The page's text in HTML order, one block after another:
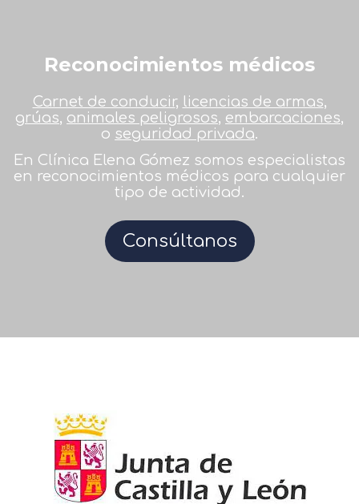
Reconocimientos médicos
Carnet de conducir, licencias de armas,
grúas, animales peligrosos, embarcaciones,
o seguridad privada.
En Clínica Elena Gómez somos especialistas
en reconocimientos médicos para cualquier
tipo de actividad.
Consúltanos